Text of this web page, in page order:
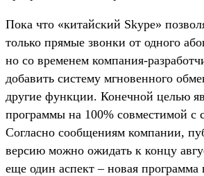
Пока что «китайский Skype»
только прямые звонки от одного
но со временем компания-
добавить систему мгновенного
другие функции. Конечной целью
программы на 100% совместимой с
Согласно сообщениям компании,
версию можно ожидать к концу
еще один аспект – новая программа